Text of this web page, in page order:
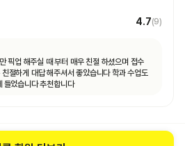
4.7(9)
픽업 해주실 때 부터 매우 친절 하셨으며 접수
절하게 대답 해주셔서 좋았습니다 학과 수업도
들었습니다 추천합니다